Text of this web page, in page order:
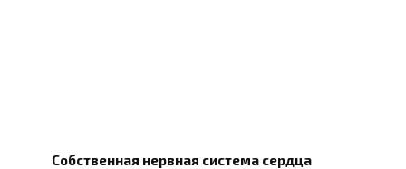
Собственная нервная система сердца